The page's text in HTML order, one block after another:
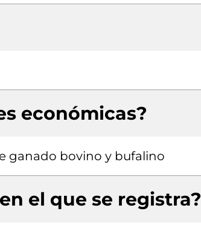
económicas?
ganado bovino y bufalino
el que se registra?